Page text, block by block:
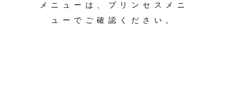
メニューは、プリンセスメニ
ューでご確認ください。